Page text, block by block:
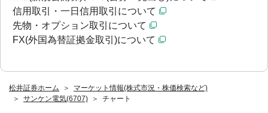
松井証券ホーム
マーケット情報(株式市況・株価検索など)
サンケン電気(6707)
チャート
信用取引・一日信用取引について
先物・オプション取引について
FX(外国為替証拠金取引)について